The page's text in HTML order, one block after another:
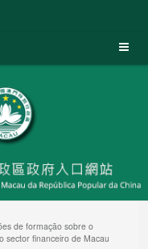
de formação sobre o
sector financeiro de Macau